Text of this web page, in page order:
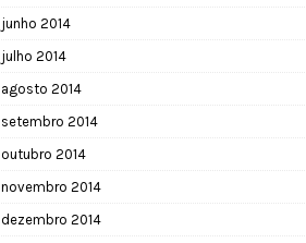
junho 2014
julho 2014
agosto 2014
setembro 2014
outubro 2014
novembro 2014
dezembro 2014